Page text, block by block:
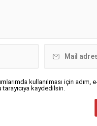
üzerine olay...
kullanılması için adım,
kaydedilsin.